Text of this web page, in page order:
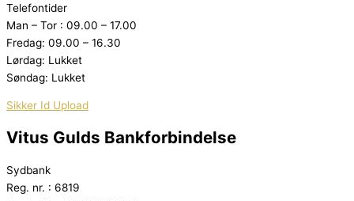
Telefontider
Man – Tor : 09.00 – 17.00
Fredag: 09.00 – 16.30
Lørdag: Lukket
Søndag: Lukket
Sikker Id Upload
Vitus Gulds Bankforbindelse
Sydbank
Reg. nr. : 6819